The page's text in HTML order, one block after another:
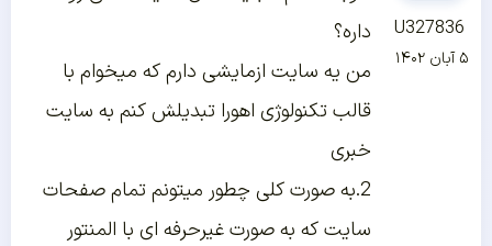
U327836
۵ آبان ۱۴۰۲
داره؟
من یه سایت ازمایشی دارم که میخوام با
قالب تکنولوژی اهورا تبدیلش کنم به سایت
خبری
2.به صورت کلی چطور میتونم تمام صفحات
سایت که به صورت غیرحرفه ای با المنتور